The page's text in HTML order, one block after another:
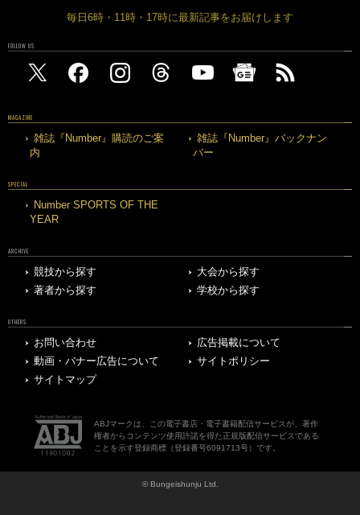
毎日6時・11時・17時に最新記事をお届けします
FOLLOW US
MAGAZINE
雑誌『Number』購読のご案
内
雑誌『Number』バックナン
バー
SPECIAL
Number SPORTS OF THE
YEAR
ARCHIVE
競技から探す
大会から探す
著者から探す
学校から探す
OTHERS
お問い合わせ
広告掲載について
動画・バナー広告について
サイトポリシー
サイトマップ
ABJマークは、この電子書店・電子書籍配信サービスが、著作
権者からコンテンツ使用許諾を得た正規版配信サービスである
ことを示す登録商標（登録番号6091713号）です。
© Bungeishunju Ltd.